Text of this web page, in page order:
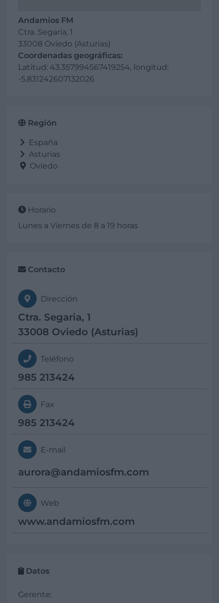
Andamios FM
Ctra. Segaria, 1
33008 Oviedo (Asturias)
Coordenadas geográficas:
Latitud: 43.357994567419254, longitud:
-5.831242607132026
Región
España
Asturias
Oviedo
Horario
Lunes a Viernes de 8 a 19 horas
Contacto
Dirección
Ctra. Segaria, 1
33008 Oviedo (Asturias)
Teléfono
985 213424
Fax
985 213424
E-mail
aurora@andamiosfm.com
Web
www.andamiosfm.com
Datos
Gerente: